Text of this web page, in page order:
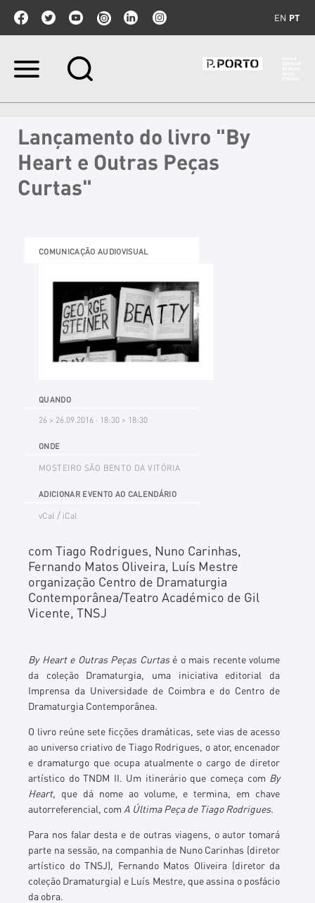
EN PT
Ir
Ir
para
navegação
Lançamento do livro "By
Heart e Outras Peças
Curtas"
COMUNICAÇÃO AUDIOVISUAL
QUANDO
26 > 26.09.2016 · 18:30 > 18:30
ONDE
MOSTEIRO SÃO BENTO DA VITÓRIA
ADICIONAR EVENTO AO CALENDÁRIO
vCal / iCal
com Tiago Rodrigues, Nuno Carinhas,
Fernando Matos Oliveira, Luís Mestre
organização Centro de Dramaturgia
Contemporânea/Teatro Académico de Gil
Vicente, TNSJ
By Heart e Outras Peças Curtasé o mais recente volume
da coleção Dramaturgia, uma iniciativa editorial da
Imprensa da Universidade de Coimbra e do Centro de
Dramaturgia Contemporânea.
O livro reúne sete ficções dramáticas, sete vias de acesso
ao universo criativo de Tiago Rodrigues, o ator, encenador
e dramaturgo que ocupa atualmente o cargo de diretor
artístico do TNDM II. Um itinerário que começa com By
Heart, que dá nome ao volume, e termina, em chave
autorreferencial, com A Última Peça de Tiago Rodrigues.
Para nos falar desta e de outras viagens, o autor tomará
parte na sessão, na companhia de Nuno Carinhas (diretor
artístico do TNSJ), Fernando Matos Oliveira (diretor da
coleção Dramaturgia) e Luís Mestre, que assina o posfácio
da obra.